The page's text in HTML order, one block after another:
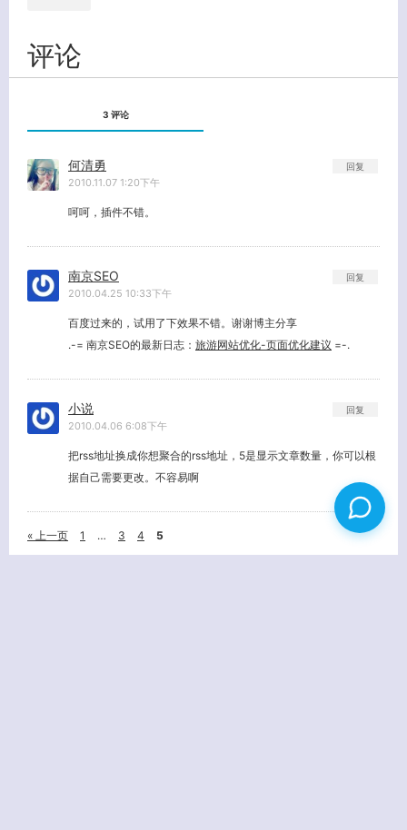
评论
3 评论
何清勇
2010.11.07 1:20下午
呵呵，插件不错。
回复
南京SEO
2010.04.25 10:33下午
百度过来的，试用了下效果不错。谢谢博主分享
.-= 南京SEO的最新日志： 旅游网站优化-页面优化建议 =-.
回复
小说
2010.04.06 6:08下午
把rss地址换成你想聚合的rss地址，5是显示文章数量，你可以根
据自己需要更改。不容易啊
回复
« 上一页 1 … 3 4 5